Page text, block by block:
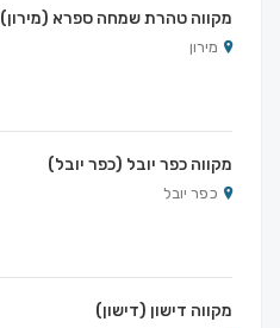
מקווה טהרת שמחה ספרא (מירון)
מירון
מקווה כפר יובל (כפר יובל)
כפר יובל
מקווה דישון (דישון)